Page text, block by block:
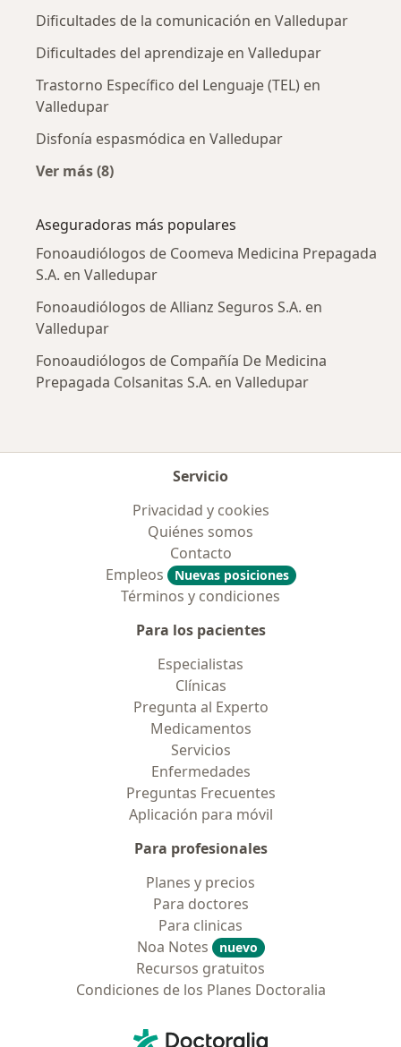
Dificultades de la comunicación en Valledupar
Dificultades del aprendizaje en Valledupar
Trastorno Específico del Lenguaje (TEL) en
Valledupar
Disfonía espasmódica en Valledupar
Ver más (8)
Aseguradoras más populares
Fonoaudiólogos de Coomeva Medicina Prepagada
S.A. en Valledupar
Fonoaudiólogos de Allianz Seguros S.A. en
Valledupar
Fonoaudiólogos de Compañía De Medicina
Prepagada Colsanitas S.A. en Valledupar
Servicio
Privacidad y cookies
Quiénes somos
Contacto
Empleos
Nuevas posiciones
Términos y condiciones
Para los pacientes
Especialistas
Clínicas
Pregunta al Experto
Medicamentos
Servicios
Enfermedades
Preguntas Frecuentes
Aplicación para móvil
Para profesionales
Planes y precios
Para doctores
Para clinicas
Noa Notes
nuevo
Recursos gratuitos
Condiciones de los Planes Doctoralia
Doctoralia - Página de inicio